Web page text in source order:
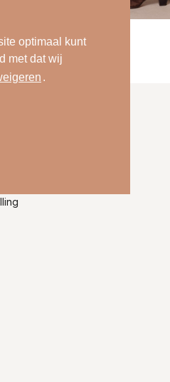
optimaal kunt
met dat wij
.